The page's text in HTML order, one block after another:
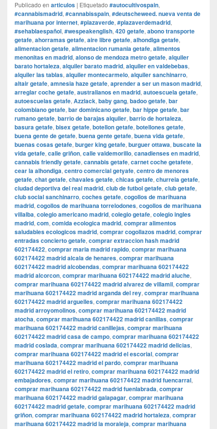
Publicado en articulos | Etiquetado #autocultivospain,
#cannabismadrid, #cannabisspain, #deutscheweed. nueva venta de
marihuana por internet, #plazaverde, #plazaverdemadrid,
#sehablaespañol, #wespeakenglish, 420 getafe, abono transporte
getafe, ahorramas getafe, aire libre getafe, alhondiga getafe,
alimentacion getafe, alimentacion rumania getafe, alimentos
menonitas en madrid, alonso de mendoza metro getafe, alquiler
barato hortaleza, alquiler barato madrid, alquiler en valdebebas,
alquiler las tablas, alquiler montecarmelo, alquiler sanchinarro,
altair getafe, amnesia haze getafe, aprender a ser un mason madrid,
arreglar coche getafe, australianos en madrid, autoescuela getafe,
autoescuelas getafe, Azzlack, baby gang, badoo getafe, bar
colombiano getafe, bar dominicano getafe, bar hippe getafe, bar
rumano getafe, barrio de barajas alquiler, barrio de hortaleza,
basura getafe, bisex getafe, botellon getafe, botellones getafe,
buena gente de getafe, buena gente getafe, buena vida getafe,
buenas cosas getafe, burger king getafe, burguer ottawa, buscate la
vida getafe, calle griñon, calle valdemorillo, canadienses en madrid,
cannabis friendly getafe, cannabis getafe, carnet coche getafete,
cear la alhondiga, centro comercial getyafe, centro de menores
getafe, chat getafe, chavales getafe, chicas getafe, churreia getafe,
ciudad deportiva del real madrid, club de futbol getafe, club getafe,
club social sanchinarro, coches getafe, cogollos de marihuana
madrid, cogollos de marihuana torrelodones, cogollos de marihuana
villalba, colegio americano madrid, colegio getafe, colegio ingles
madrid, com, comida ecologica madrid, comprar alimentos
saludables ecologicos madrid, comprar cogollazos madrid, comprar
entradas concierto getafe, comprar extraccion hash madrid
602174422, comprar maria madrid rapido, comprar marihuana
602174422 madrid alcala de henares, comprar marihuana
602174422 madrid alcobendas, comprar marihuana 602174422
madrid alcorcon, comprar marihuana 602174422 madrid aluche,
comprar marihuana 602174422 madrid alvarez de villamil, comprar
marihuana 602174422 madrid arganda del rey, comprar marihuana
602174422 madrid arguelles, comprar marihuana 602174422
madrid arroyomolinos, comprar marihuana 602174422 madrid
atocha, comprar marihuana 602174422 madrid canillas, comprar
marihuana 602174422 madrid canillejas, comprar marihuana
602174422 madrid casa de campo, comprar marihuana 602174422
madrid coslada, comprar marihuana 602174422 madrid delicias,
comprar marihuana 602174422 madrid el escorial, comprar
marihuana 602174422 madrid el pardo, comprar marihuana
602174422 madrid el retiro, comprar marihuana 602174422 madrid
embajadores, comprar marihuana 602174422 madrid fuencarral,
comprar marihuana 602174422 madrid fuenlabrada, comprar
marihuana 602174422 madrid galapagar, comprar marihuana
602174422 madrid getafe, comprar marihuana 602174422 madrid
griñon, comprar marihuana 602174422 madrid hortaleza, comprar
marihuana 602174422 madrid la moraleja, comprar marihuana